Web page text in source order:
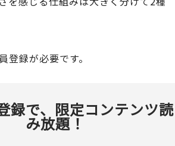
登録が必要です。
録で、限定コンテンツ読
み放題！